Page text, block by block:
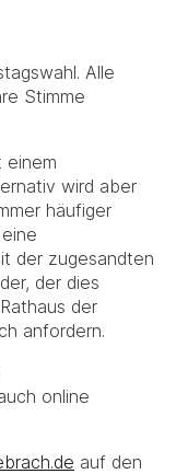
Alle
Stimme
einem
wird aber
häufiger
der zugesandten
der dies
der
anfordern.
online
auf den